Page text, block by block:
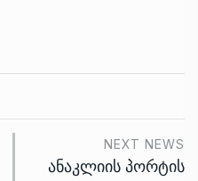
NEXT NEWS
ანაკლიის პორტის